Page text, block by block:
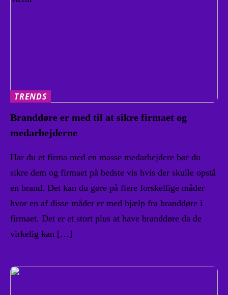
TRENDS
Branddøre er med til at sikre firmaet og
medarbejderne
Har du et firma med en masse medarbejdere bør du
sikre dem og firmaet på bedste vis hvis der skulle opstå
en brand. Det kan du gøre på flere forskellige måder
hvor en af disse måder er med hjælp fra branddøre i
firmaet. Det er et stort plus at have branddøre da de
virkelig kan […]